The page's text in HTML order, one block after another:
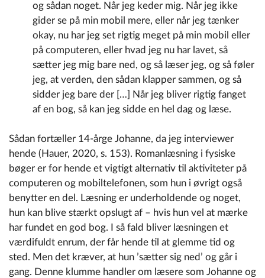
og sådan noget. Når jeg keder mig. Når jeg ikke
gider se på min mobil mere, eller når jeg tænker
okay, nu har jeg set rigtig meget på min mobil eller
på computeren, eller hvad jeg nu har lavet, så
sætter jeg mig bare ned, og så læser jeg, og så føler
jeg, at verden, den sådan klapper sammen, og så
sidder jeg bare der […] Når jeg bliver rigtig fanget
af en bog, så kan jeg sidde en hel dag og læse.
Sådan fortæller 14-årge Johanne, da jeg interviewer
hende (Hauer, 2020, s. 153). Romanlæsning i fysiske
bøger er for hende et vigtigt alternativ til aktiviteter på
computeren og mobiltelefonen, som hun i øvrigt også
benytter en del. Læsning er underholdende og noget,
hun kan blive stærkt opslugt af – hvis hun vel at mærke
har fundet en god bog. I så fald bliver læsningen et
værdifuldt enrum, der får hende til at glemme tid og
sted. Men det kræver, at hun ’sætter sig ned’ og går i
gang. Denne klumme handler om læsere som Johanne og